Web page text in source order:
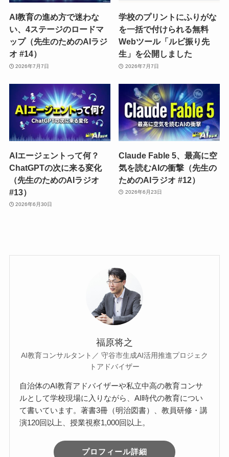
AI教育の進め方で迷わな
い、4ステージのロードマ
ップ（先生のためのAIラジ
オ #14）
2026年7月7日
学校のプリントにふりがな
を一括で付けられる無料
Webツール「ルビ振り先
生」を公開しました
2026年7月7日
AIエージェントって何？
ChatGPTの次に来る変化
（先生のためのAIラジオ
#13）
2026年6月30日
Claude Fable 5、最高に空
気を読むAIの衝撃（先生の
ためのAIラジオ #12）
2026年6月23日
福原将之
AI教育コンサルタント／ 守谷市生成AI活用推進プロジェク
トアドバイザー
自治体のAI教育アドバイザーや私立中高の教育コンサ
ルとして学校現場に入りながら、AI時代の教育につい
て書いています。著書3冊（明治図書）、教員研修・講
演120回以上、授業視察1,000回以上。
プロフィール詳細